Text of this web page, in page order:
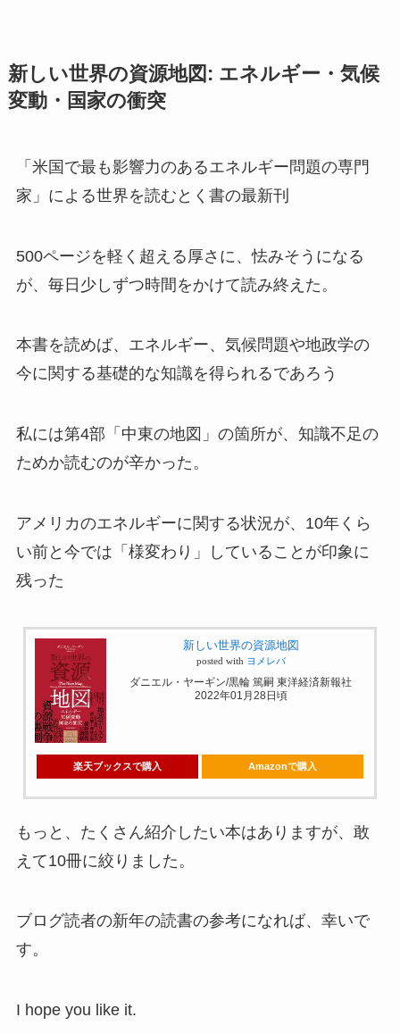
新しい世界の資源地図: エネルギー・気候
変動・国家の衝突
「米国で最も影響力のあるエネルギー問題の専門
家」による世界を読むとく書の最新刊
500ページを軽く超える厚さに、怯みそうになる
が、毎日少しずつ時間をかけて読み終えた。
本書を読めば、エネルギー、気候問題や地政学の
今に関する基礎的な知識を得られるであろう
私には第4部「中東の地図」の箇所が、知識不足の
ためか読むのが辛かった。
アメリカのエネルギーに関する状況が、10年くら
い前と今では「様変わり」していることが印象に
残った
新しい世界の資源地図
posted with ヨメレバ
ダニエル・ヤーギン/黒輪 篤嗣 東洋経済新報社
2022年01月28日頃
楽天ブックスで購入 Amazonで購入
もっと、たくさん紹介したい本はありますが、敢
えて10冊に絞りました。
ブログ読者の新年の読書の参考になれば、幸いで
す。
I hope you like it.